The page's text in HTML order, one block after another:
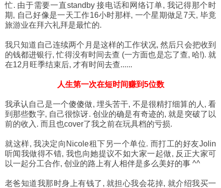
忙. 由于需要一直standby 接电话和网络订单, 我记得那个时
期, 自己好像是一天工作16小时那样, 一个星期做足7天, 毕竟
旅游业在拜六礼拜是最忙的.
我只知道自己连续两个月是这样的工作状况, 然后只会把收到
的钱都进银行, 忙得没有时间去查 (一方面也是忘了查, 哈!). 就
在12月旺季结束后, 才有时间去查......
人生第一次在短时间赚到5位数
我承认自己是一个傻傻做, 埋头苦干, 不是很精打细算的人, 看
到那些数字, 自己很惊讶. 创业的确是有奇迹的, 就是突破了以
前的收入. 而且也cover了我之前在玩具档的亏损.
就这样, 我决定向Nicole租下另一个单位. 而打工的好友Jolin
听闻我做得不错, 我也向她提议不如大家一起做, 反正大家可
以一起分工合作, 创业的路上有人相伴是多么美好的事 ^^
老爸知道我那时身上有钱了, 就担心我会花掉, 就介绍我买一